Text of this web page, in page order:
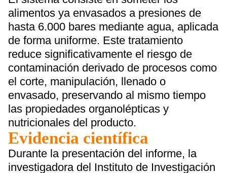
alimentos ya envasados a presiones de
hasta 6.000 bares mediante agua, aplicada
de forma uniforme. Este tratamiento
reduce significativamente el riesgo de
contaminación derivado de procesos como
el corte, manipulación, llenado o
envasado, preservando al mismo tiempo
las propiedades organolépticas y
nutricionales del producto.
Evidencia científica
Durante la presentación del informe, la
investigadora del Instituto de Investigación